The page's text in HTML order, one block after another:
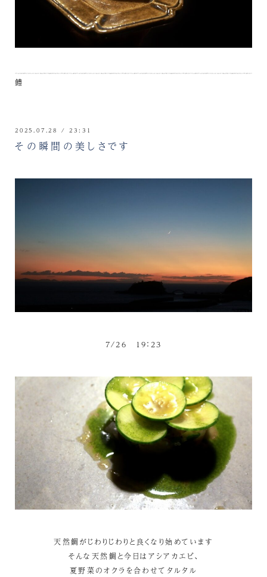
鱧
2025.07.28 / 23:31
その瞬間の美しさです
7/26 19：23
天然鯛がじわりじわりと良くなり始めています
そんな天然鯛と今日はアシアカエビ、
夏野菜のオクラを合わせてタルタル